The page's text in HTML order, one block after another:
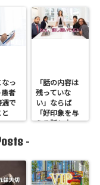
なっ
患者
遇で
「話の内容は
残っていな
い」ならば
「好印象を与
える話し方」
-